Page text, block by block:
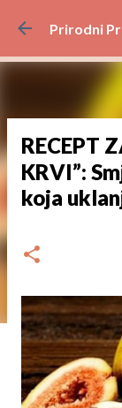
Prirodni
RECEPT
KRVI”:
koja